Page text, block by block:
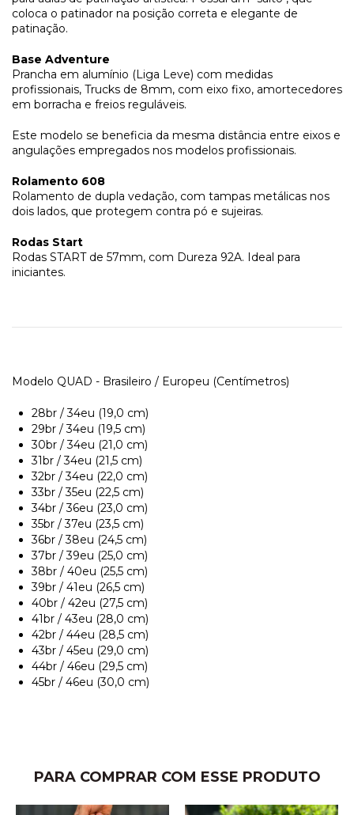
coloca o patinador na posição correta e elegante de
patinação.
Base Adventure
Prancha em alumínio (Liga Leve) com medidas
profissionais, Trucks de 8mm, com eixo fixo, amortecedores
em borracha e freios reguláveis.
Este modelo se beneficia da mesma distância entre eixos e
angulações empregados nos modelos profissionais.
Rolamento 608
Rolamento de dupla vedação, com tampas metálicas nos
dois lados, que protegem contra pó e sujeiras.
Rodas Start
Rodas START de 57mm, com Dureza 92A. Ideal para
iniciantes.
Modelo QUAD - Brasileiro / Europeu (Centímetros)
28br / 34eu (19,0 cm)
29br / 34eu (19,5 cm)
30br / 34eu (21,0 cm)
31br / 34eu (21,5 cm)
32br / 34eu (22,0 cm)
33br / 35eu (22,5 cm)
34br / 36eu (23,0 cm)
35br / 37eu (23,5 cm)
36br / 38eu (24,5 cm)
37br / 39eu (25,0 cm)
38br / 40eu (25,5 cm)
39br / 41eu (26,5 cm)
40br / 42eu (27,5 cm)
41br / 43eu (28,0 cm)
42br / 44eu (28,5 cm)
43br / 45eu (29,0 cm)
44br / 46eu (29,5 cm)
45br / 46eu (30,0 cm)
PARA COMPRAR COM ESSE PRODUTO